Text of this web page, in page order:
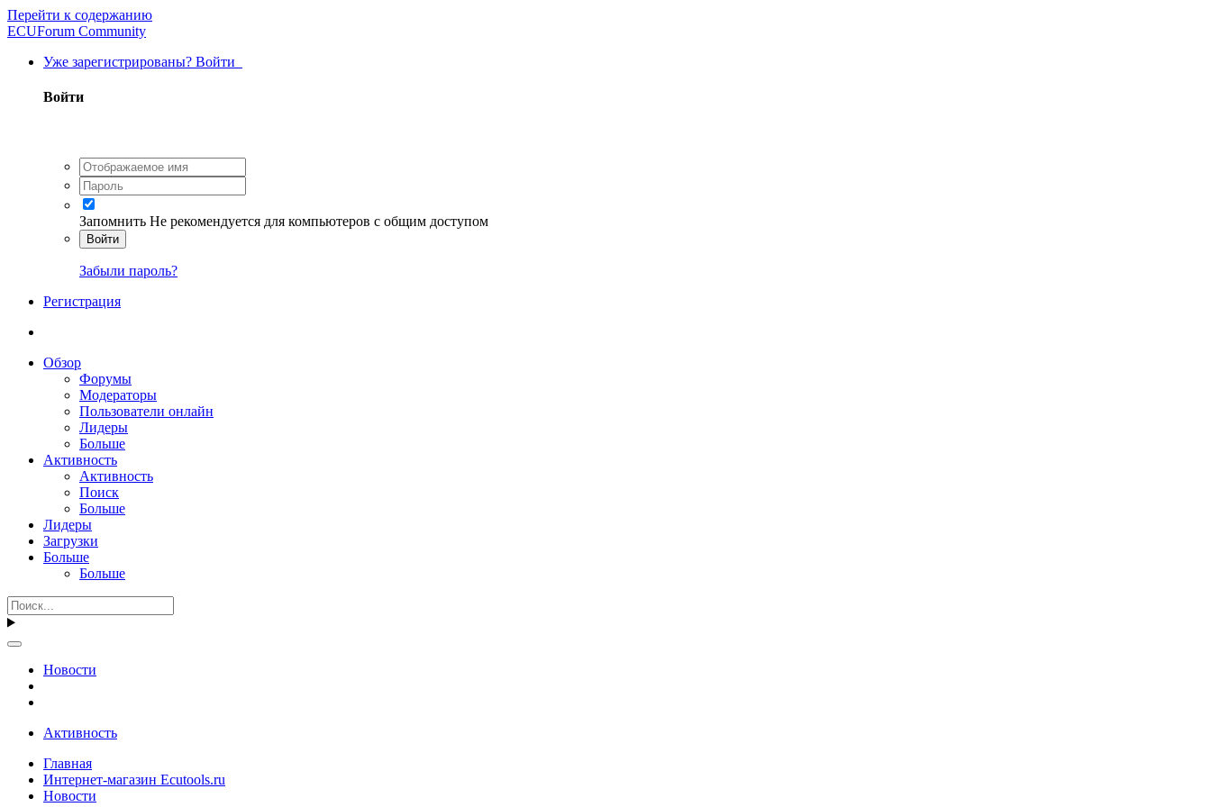
Перейти к содержанию
ECUForum Community
Уже зарегистрированы? Войти
Войти
Запомнить Не рекомендуется для компьютеров с общим доступом
Войти
Забыли пароль?
Регистрация
Обзор
Форумы
Модераторы
Пользователи онлайн
Лидеры
Больше
Активность
Активность
Поиск
Больше
Лидеры
Загрузки
Больше
Больше
Новости
Активность
Главная
Интернет-магазин Ecutools.ru
Новости